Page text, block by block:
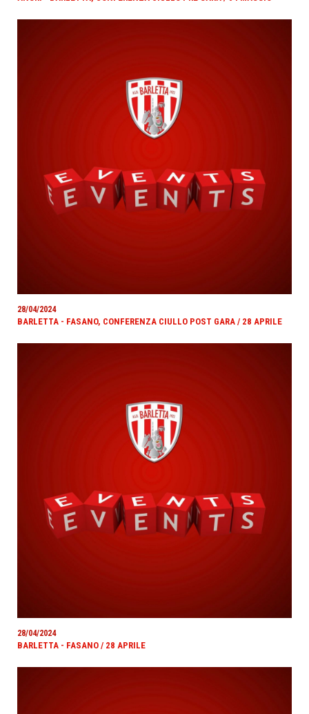
28/04/2024
BARLETTA - FASANO, CONFERENZA CIULLO POST GARA / 28 APRILE
28/04/2024
BARLETTA - FASANO / 28 APRILE